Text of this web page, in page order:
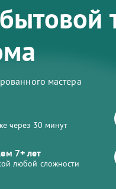
мастера
через 30 минут
7+ лет
любой сложности